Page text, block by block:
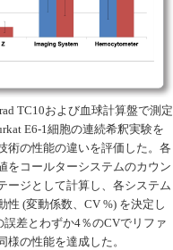
TC10および血球計算盤で測定
E6-1細胞の連続希釈実験を
術の性能の違いを評価した。各
をコールターシステムのカウン
ージとして計算し、各システム
性 (変動係数、CV %) を決定し
差とわずか4％のCVでリファ
様の性能を達成した。